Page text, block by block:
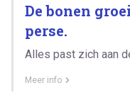
De bonen
perse.
Alles past zich aan
Meer info